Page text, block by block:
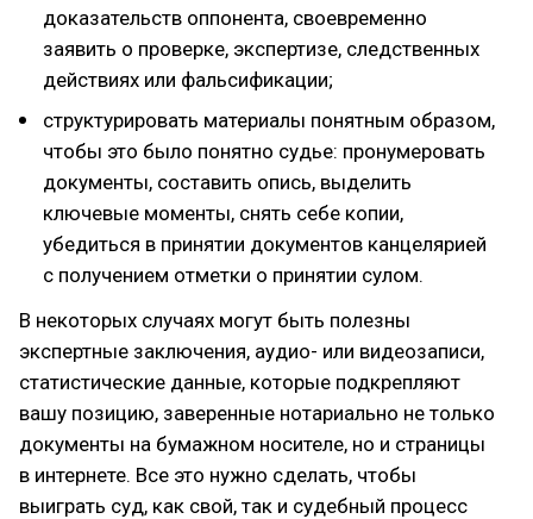
доказательств оппонента, своевременно
заявить о проверке, экспертизе, следственных
действиях или фальсификации;
структурировать материалы понятным образом,
чтобы это было понятно судье: пронумеровать
документы, составить опись, выделить
ключевые моменты, снять себе копии,
убедиться в принятии документов канцелярией
с получением отметки о принятии сулом.
В некоторых случаях могут быть полезны
экспертные заключения, аудио- или видеозаписи,
статистические данные, которые подкрепляют
вашу позицию, заверенные нотариально не только
документы на бумажном носителе, но и страницы
в интернете. Все это нужно сделать, чтобы
выиграть суд, как свой, так и судебный процесс